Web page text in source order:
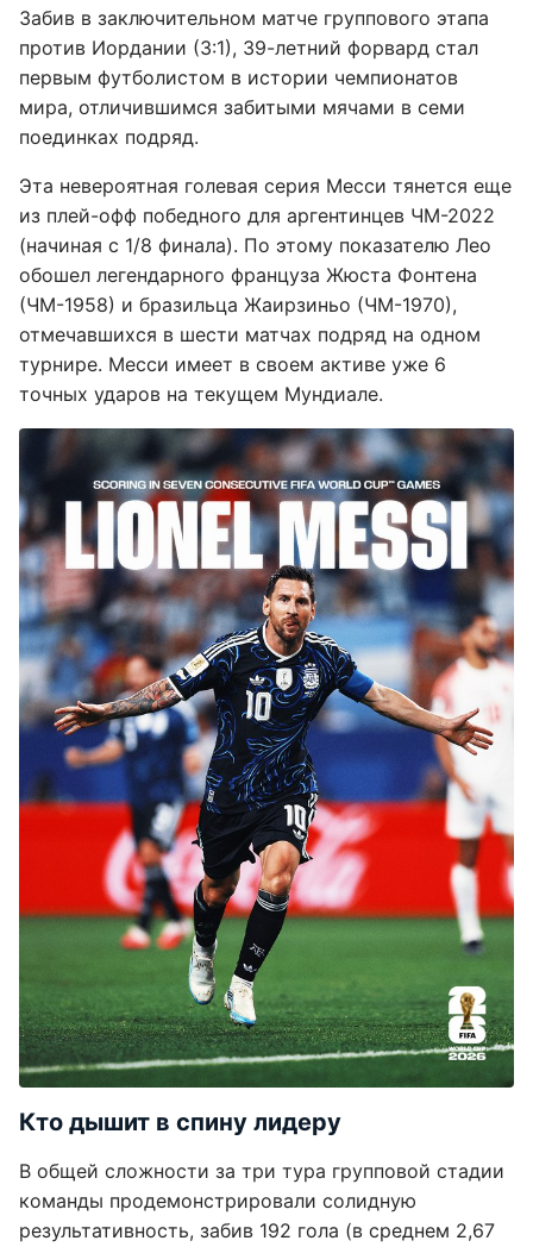
Забив в заключительном матче группового этапа
против Иордании (3:1), 39-летний форвард стал
первым футболистом в истории чемпионатов
мира, отличившимся забитыми мячами в семи
поединках подряд.
Эта невероятная голевая серия Месси тянется еще
из плей-офф победного для аргентинцев ЧМ-2022
(начиная с 1/8 финала). По этому показателю Лео
обошел легендарного француза Жюста Фонтена
(ЧМ-1958) и бразильца Жаирзиньо (ЧМ-1970),
отмечавшихся в шести матчах подряд на одном
турнире. Месси имеет в своем активе уже 6
точных ударов на текущем Мундиале.
Кто дышит в спину лидеру
В общей сложности за три тура групповой стадии
команды продемонстрировали солидную
результативность, забив 192 гола (в среднем 2,67